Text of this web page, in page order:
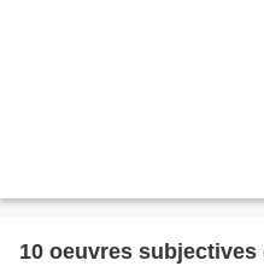
10 oeuvres subjectives